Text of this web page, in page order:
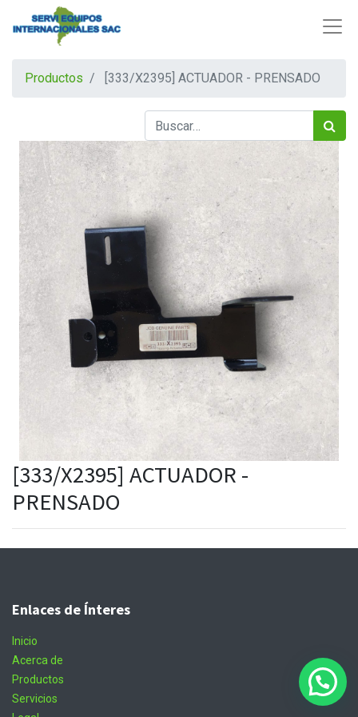
Productos [333/X2395] ACTUADOR - PRENSADO
[333/X2395] ACTUADOR -
PRENSADO
Enlaces de Ínteres
Inicio
Acerca de
Productos
Servicios